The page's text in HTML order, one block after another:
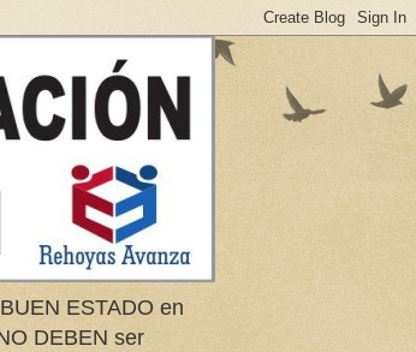
ESTADO en
DEBEN ser